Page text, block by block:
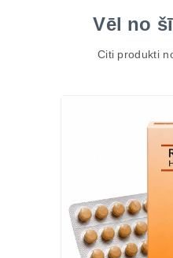
Vēl no
Citi produkti